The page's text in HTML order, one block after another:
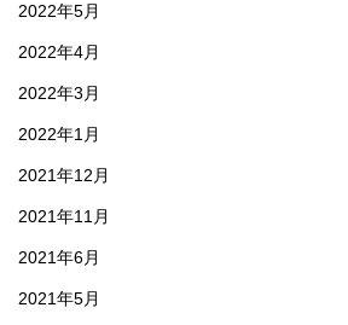
2022年5月
2022年4月
2022年3月
2022年1月
2021年12月
2021年11月
2021年6月
2021年5月